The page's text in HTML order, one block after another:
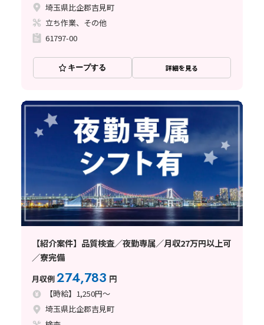
埼玉県比企郡吉見町
立ち作業、その他
61797-00
キープする 詳細を見る
【紹介案件】品質検査／夜勤専属／月収27万円以上可
／寮完備
月収例274,783 円
【時給】1,250円～
埼玉県比企郡吉見町